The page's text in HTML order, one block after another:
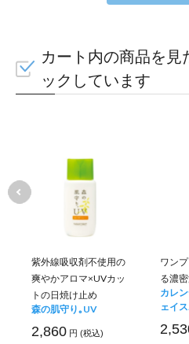
カート内の商品を見
ックしています
紫外線吸収剤不使用の
爽やかアロマ×UVカッ
トの日焼け止め
森の肌守り｡UV
2,860 円 (税込)
ワン
る濃
カレ
ェイ